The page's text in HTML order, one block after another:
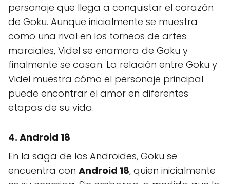
personaje que llega a conquistar el corazón
de Goku. Aunque inicialmente se muestra
como una rival en los torneos de artes
marciales, Videl se enamora de Goku y
finalmente se casan. La relación entre Goku y
Videl muestra cómo el personaje principal
puede encontrar el amor en diferentes
etapas de su vida.
4. Android 18
En la saga de los Androides, Goku se
encuentra con Android 18, quien inicialmente